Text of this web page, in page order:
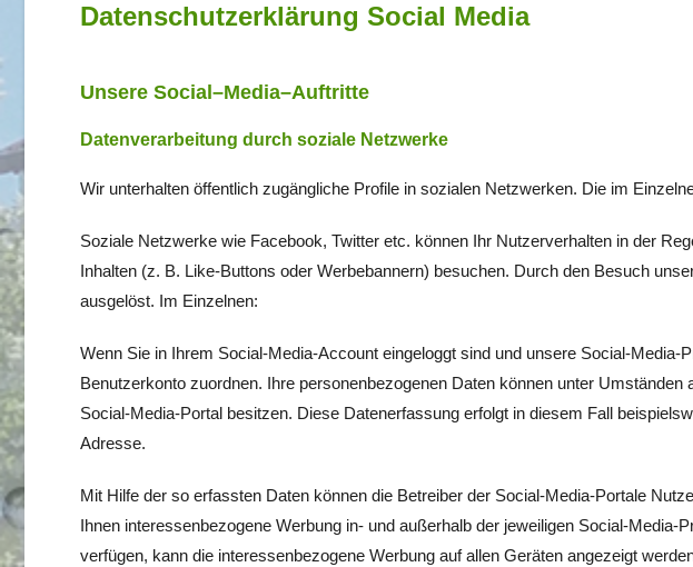
Datenschutzerklärung Social Media
Unsere Social–Media–Auftritte
Datenverarbeitung durch soziale Netzwerke
Wir unterhalten öffentlich zugängliche Profile in sozialen Netzwerken. Die im
Soziale Netzwerke wie Facebook, Twitter etc. können Ihr Nutzerverhalten in der
Inhalten (z. B. Like-Buttons oder Werbebannern) besuchen. Durch den Besuch
ausgelöst. Im Einzelnen:
Wenn Sie in Ihrem Social-Media-Account eingeloggt sind und unsere Social-
Benutzerkonto zuordnen. Ihre personenbezogenen Daten können unter
Social-Media-Portal besitzen. Diese Datenerfassung erfolgt in diesem Fall
Adresse.
Mit Hilfe der so erfassten Daten können die Betreiber der Social-Media-Portale
Ihnen interessenbezogene Werbung in- und außerhalb der jeweiligen Social-
verfügen, kann die interessenbezogene Werbung auf allen Geräten angezeigt